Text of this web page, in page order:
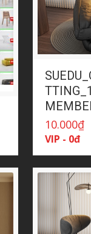
10.000₫
VIP - 0đ